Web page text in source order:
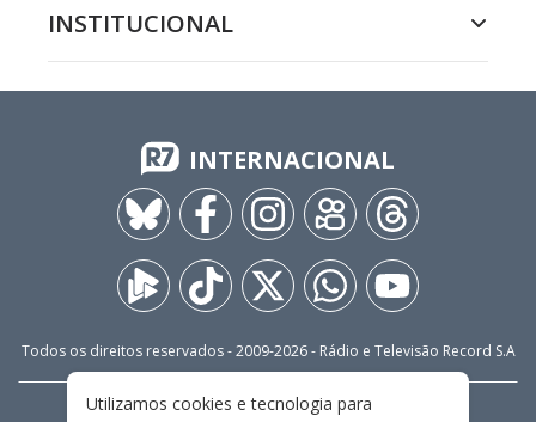
INSTITUCIONAL
INTERNACIONAL
Todos os direitos reservados - 2009-2026- Rádio e Televisão Record S.A
PRIVACIDADE
Utilizamos cookies e tecnologia para